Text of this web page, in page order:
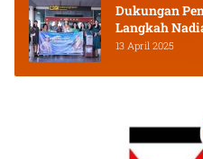
Dukungan
Langkah
2025
13 April 2025